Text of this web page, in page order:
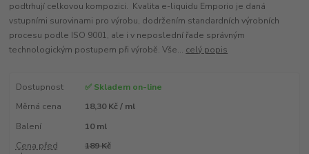
podtrhují celkovou kompozici. Kvalita e-liquidu Emporio je daná
vstupními surovinami pro výrobu, dodržením standardních výrobních
procesu podle ISO 9001, ale i v neposlední řade správným
technologickým postupem při výrobě. Vše... celý popis
Dostupnost
✅ Skladem on-line
Měrná cena
18,30 Kč / ml
Balení
10 ml
Cena před
189 Kč